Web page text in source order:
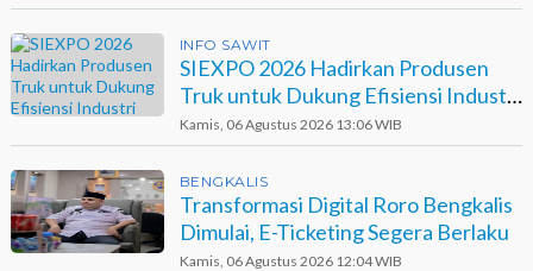
INFO SAWIT
SIEXPO 2026 Hadirkan Produsen
Truk untuk Dukung Efisiensi Industri
Sawit
Kamis, 06 Agustus 2026 13:06 WIB
BENGKALIS
Transformasi Digital Roro Bengkalis
Dimulai, E-Ticketing Segera Berlaku
Kamis, 06 Agustus 2026 12:04 WIB